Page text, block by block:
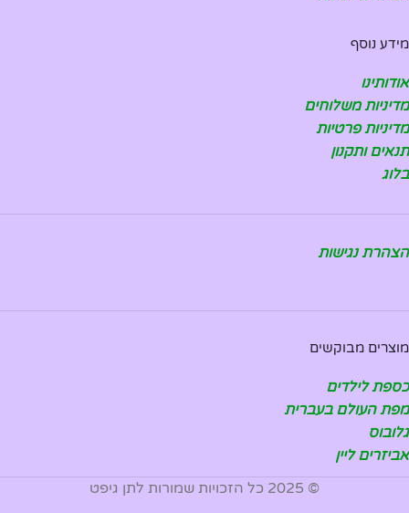
מידע נוסף
אודותינו
מדיניות משלוחים
מדיניות פרטיות
תנאים ותקנון
בלוג
הצהרת נגישות
מוצרים מבוקשים
כספת לילדים
מפת העולם בעברית
גלובוס
אביזרים ליין
© 2025 כל הזכויות שמורות לתן גיפט